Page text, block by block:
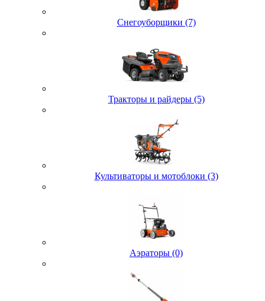
Снегоуборщики (7)
Тракторы и райдеры (5)
Культиваторы и мотоблоки (3)
Аэраторы (0)